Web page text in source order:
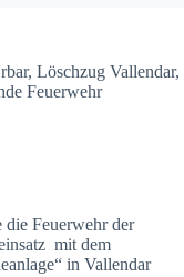
, Löschzug Vallendar,
Feuerwehr
Feuerwehr der
mit dem
in Vallendar